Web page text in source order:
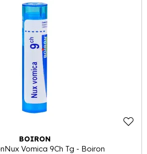
BOIRON
Vomica 9Ch Tg - Boiron